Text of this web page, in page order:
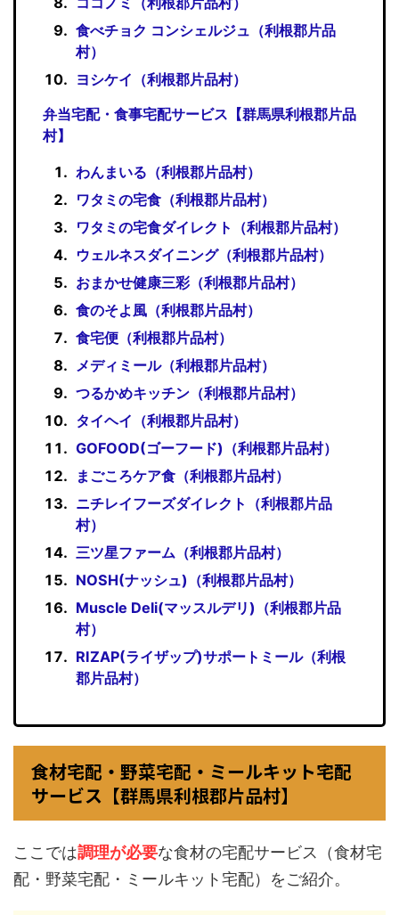
食べチョク コンシェルジュ（利根郡片品
村）
ヨシケイ（利根郡片品村）
弁当宅配・食事宅配サービス【群馬県利根郡片品
村】
わんまいる（利根郡片品村）
ワタミの宅食（利根郡片品村）
ワタミの宅食ダイレクト（利根郡片品村）
ウェルネスダイニング（利根郡片品村）
おまかせ健康三彩（利根郡片品村）
食のそよ風（利根郡片品村）
食宅便（利根郡片品村）
メディミール（利根郡片品村）
つるかめキッチン（利根郡片品村）
タイヘイ（利根郡片品村）
GOFOOD(ゴーフード)（利根郡片品村）
まごころケア食（利根郡片品村）
ニチレイフーズダイレクト（利根郡片品
村）
三ツ星ファーム（利根郡片品村）
NOSH(ナッシュ)（利根郡片品村）
Muscle Deli(マッスルデリ)（利根郡片品
村）
RIZAP(ライザップ)サポートミール（利根
郡片品村）
食材宅配・野菜宅配・ミールキット宅配
サービス【群馬県利根郡片品村】
ここでは調理が必要な食材の宅配サービス（食材宅
配・野菜宅配・ミールキット宅配）をご紹介。